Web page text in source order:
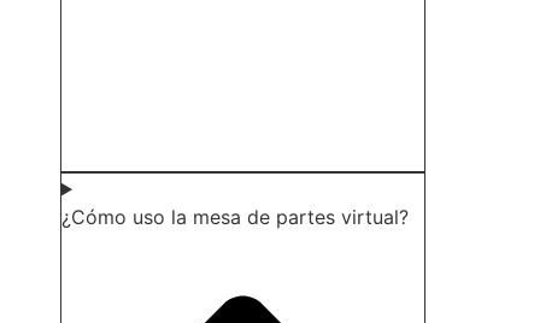
¿Cómo uso la mesa de partes virtual?